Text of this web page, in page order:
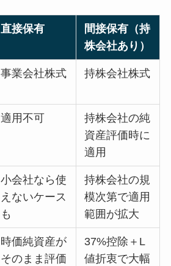
直接保有
間接保有（持
株会社あり）
事業会社株式 持株会社株式
適用不可
持株会社の純
資産評価時に
適用
小会社なら使
えないケース
も
持株会社の規
模次第で適用
範囲が拡大
時価純資産が
そのまま評価
37%控除＋L
値折衷で大幅